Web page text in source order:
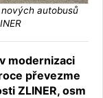
nových autobusů
modernizaci
převezme
ZLINER, osm